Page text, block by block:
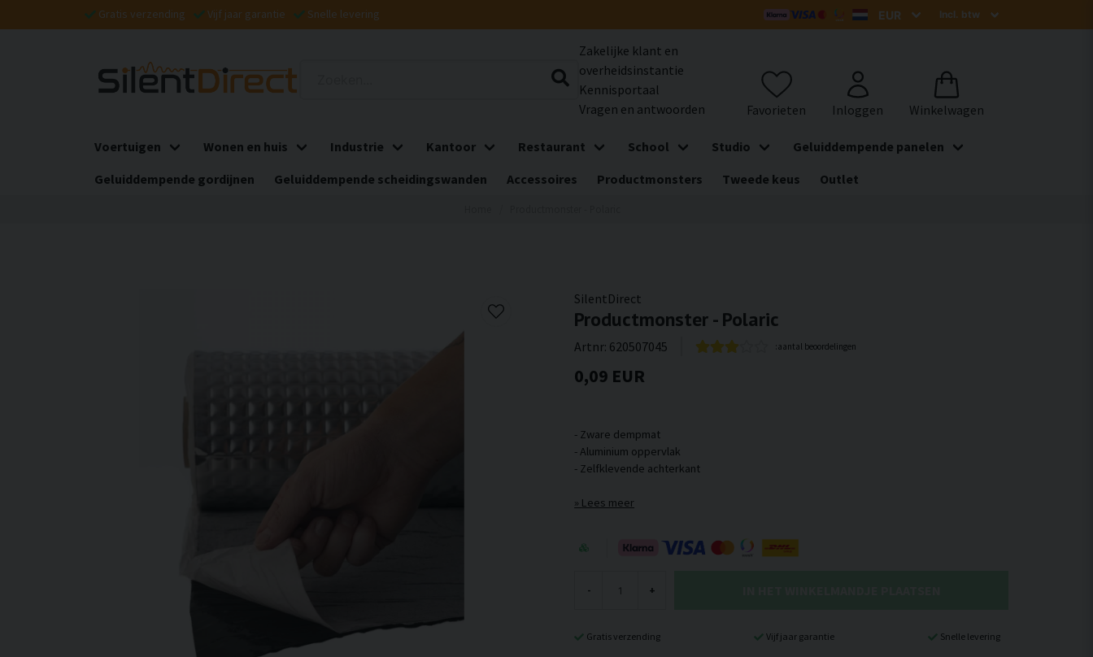
Gratis verzending Vijf jaar garantie Snelle levering
Zakelijke klant en
overheidsinstantie
Kennisportaal
Vragen en antwoorden
Voertuigen Wonen en huis Industrie Kantoor Restaurant School Studio
Geluiddempende panelen
Geluiddempende gordijnen
Geluiddempende scheidingswanden Accessoires Productmonsters Tweede keus Outlet
SilentDirect
Productmonster - Polaric
Artnr: 620507045 :aantal beoordelingen
0,09 EUR
- Zware dempmat
- Aluminium oppervlak
Lees meer
- +
Gratis verzending Vijf jaar garantie Snelle levering